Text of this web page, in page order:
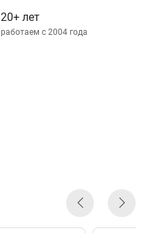
20+ лет
работаем с 2004 года